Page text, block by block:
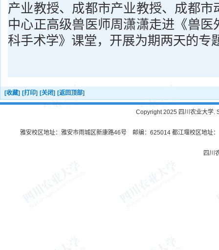
产业教授、成都市产业教授、成都市
中心正高级兽医师周潇潇走进《兽医
科手术学》课堂，开展为期两天的专
[收藏] [打印] [关闭] [返回顶部]
Copyright 2025 四川农业大学.
雅安校区地址：雅安市雨城区新康路46号 邮编：625014 都江堰校区地址
四川